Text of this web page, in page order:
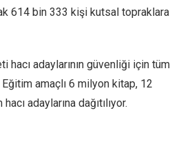
614 bin 333 kişi kutsal topraklara
hacı adaylarının güvenliği için tüm
Eğitim amaçlı 6 milyon kitap, 12
adaylarına dağıtılıyor.